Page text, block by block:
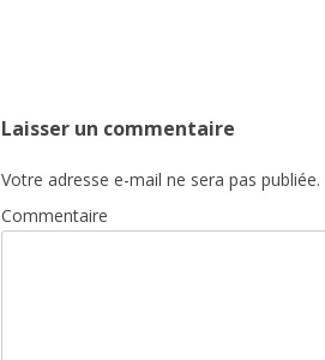
Laisser un commentaire
Votre adresse e-mail ne sera pas publiée.
Commentaire